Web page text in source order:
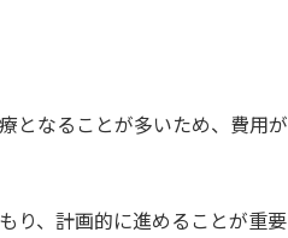
となることが多いため、費用が
り、計画的に進めることが重要